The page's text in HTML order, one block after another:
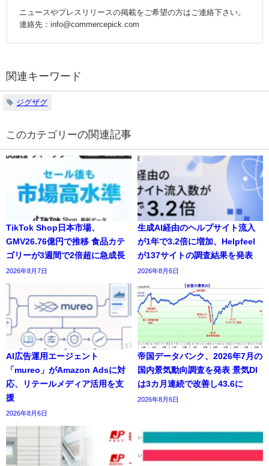
ニュースやプレスリリースの掲載をご希望の方はご連絡下さい。
連絡先：info@commercepick.com
関連キーワード
ジグザグ
の関連記事
TikTok Shop日本市場、
GMV26.76億円で推移 食品カテ
ゴリーが3週間で2倍超に急成長
2026年8月7日
生成AI経由のヘルプサイト流入
が1年で3.2倍に増加、Helpfeel
が137サイトの調査結果を発表
2026年8月6日
AI広告運用エージェント
「mureo」がAmazon Adsに対
応、リテールメディア活用を支
援
2026年8月6日
帝国データバンク、2026年7月の
国内景気動向調査を発表 景気DI
は3カ月連続で改善し43.6に
2026年8月6日